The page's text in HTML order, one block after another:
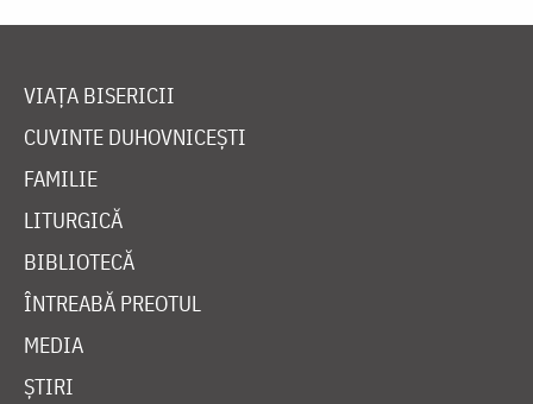
VIAȚA BISERICII
CUVINTE DUHOVNICEȘTI
FAMILIE
LITURGICĂ
BIBLIOTECĂ
ÎNTREABĂ PREOTUL
MEDIA
ȘTIRI